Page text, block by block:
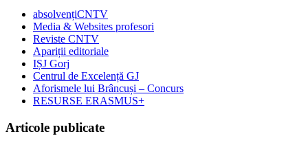
absolvențiCNTV
Media & Websites profesori
Reviste CNTV
Apariții editoriale
IȘJ Gorj
Centrul de Excelență GJ
Aforismele lui Brâncuși – Concurs
RESURSE ERASMUS+
Articole publicate